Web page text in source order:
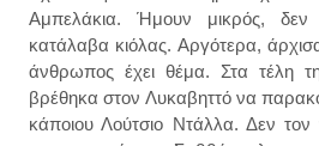
Αμπελάκια. Ήμουν μικρός,
κατάλαβα κιόλας. Αργότερα,
άνθρωπος έχει θέμα. Στα τέλη
βρέθηκα στον Λυκαβηττό να
κάποιου Λούτσιο Ντάλλα. Δεν τον